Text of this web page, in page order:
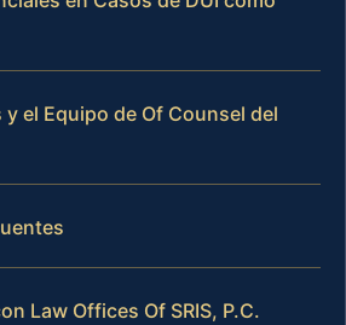
y el Equipo de Of Counsel del
Law Offices Of SRIS, P.C.